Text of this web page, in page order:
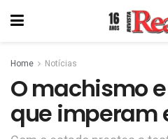
Home Notícias
O machismo
que imperam